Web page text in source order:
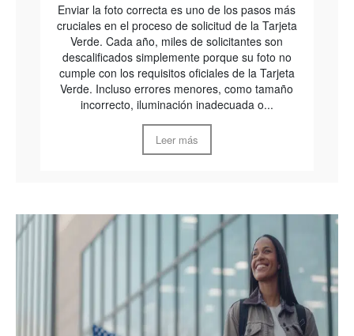
Enviar la foto correcta es uno de los pasos más
cruciales en el proceso de solicitud de la Tarjeta
Verde. Cada año, miles de solicitantes son
descalificados simplemente porque su foto no
cumple con los requisitos oficiales de la Tarjeta
Verde. Incluso errores menores, como tamaño
incorrecto, iluminación inadecuada o...
Leer más